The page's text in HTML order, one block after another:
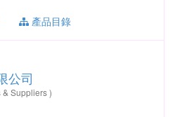
產品目錄
公司
& Suppliers )